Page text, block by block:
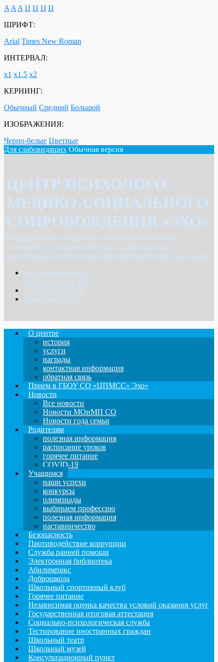
A A A Ц Ц Ц Ц
ШРИФТ:
Arial Times New Roman
ИНТЕРВАЛ:
х1 х1.5 х2
КЕРНИНГ:
Обычный Средний Большой
ИЗОБРАЖЕНИЯ:
Черно-белые Цветные
Для слабовидящих Обычная версия
ЦЕНТР ПСИХОЛОГО-
МЕДИКО-СОЦИАЛЬНОГО
СОПРОВОЖДЕНИЯ «ЭХО»
Государственное бюджетное общеобразовательное
учреждение Свердловской области, реализующее
адаптированные основные общеобразовательные программы
город Екатеринбург
ул. Белинского, 163
+7 (343) 257-37-68
centrecho@mail.ru
О центре
история
услуги
награды
контактная информация
обратная связь
Прием в ГБОУ СО «ЦПМСС» Эхо»
Новости
Все новости
Новости МОиМП СО
Новости года семьи
Родителям
полезная информация
расписание уроков
горячее питание
COVID-19
Учащимся
наши успехи
конкурсы
олимпиады
выбираем профессию
полезная информация
наставничество
Безопасность
Противодействие коррупции
Служба ранней помощи
Электронная библиотека
Абилимпикс
Доброшкола
Школьный спортивный клуб
Горячее питание
Независимая оценка качества условий оказания услуг
Государственная итоговая аттестация
Социально-психологическая служба
Тестирование иностранных граждан
Школьный театр
Школьный музей
Консультационный пункт